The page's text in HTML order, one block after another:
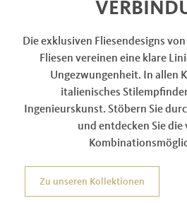
Die exklusiven Fliesendesigns
Fliesen vereinen eine klare
Ungezwungenheit. In allen
italienisches
Ingenieurskunst. Stöbern Sie
und entdecken Sie
Zu unseren Kollektionen